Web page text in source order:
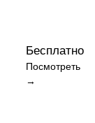
Бесплатно
Посмотреть
→